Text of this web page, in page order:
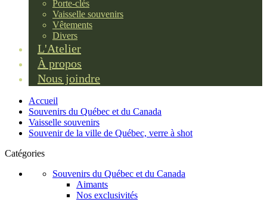
Porte-clés
Vaisselle souvenirs
Vêtements
Divers
L'Atelier
À propos
Nous joindre
Accueil
Souvenirs du Québec et du Canada
Vaisselle souvenirs
Souvenir de la ville de Québec, verre à shot
Catégories
Souvenirs du Québec et du Canada
Aimants
Nos exclusivités